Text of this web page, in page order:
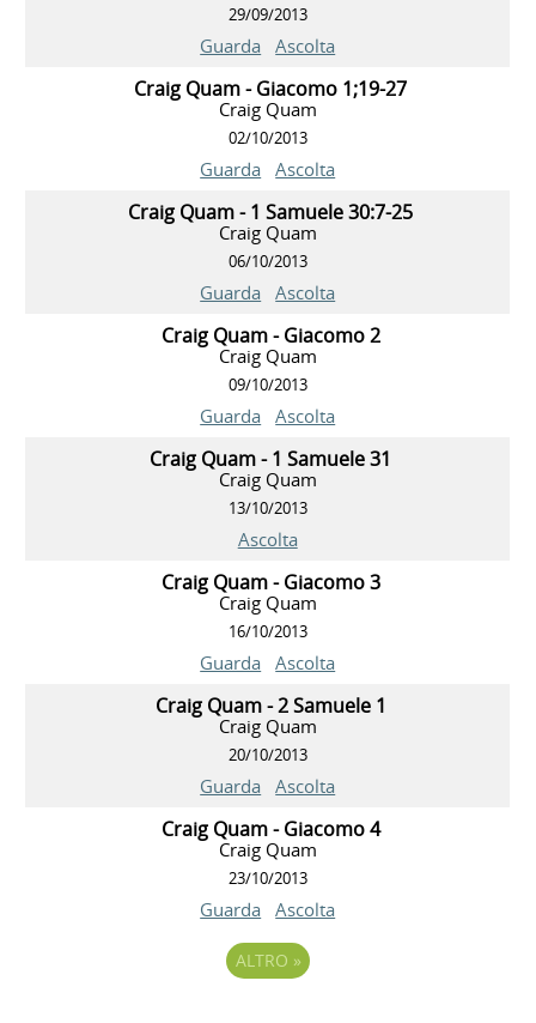
29/09/2013
Guarda Ascolta
Craig Quam - Giacomo 1;19-27
Craig Quam
02/10/2013
Guarda Ascolta
Craig Quam - 1 Samuele 30:7-25
Craig Quam
06/10/2013
Guarda Ascolta
Craig Quam - Giacomo 2
Craig Quam
09/10/2013
Guarda Ascolta
Craig Quam - 1 Samuele 31
Craig Quam
13/10/2013
Ascolta
Craig Quam - Giacomo 3
Craig Quam
16/10/2013
Guarda Ascolta
Craig Quam - 2 Samuele 1
Craig Quam
20/10/2013
Guarda Ascolta
Craig Quam - Giacomo 4
Craig Quam
23/10/2013
Guarda Ascolta
ALTRO »